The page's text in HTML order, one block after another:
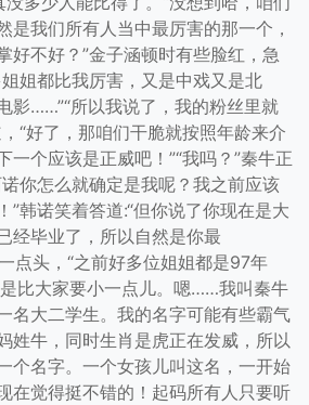
是我们所有人当中最厉害的那一个，
好不好？”金子涵顿时有些脸红，急
姐都比我厉害，又是中戏又是北
影……”“所以我说了，我的粉丝里就
“好了，那咱们干脆就按照年龄来介
一个应该是正威吧！”“我吗？”秦牛正
你怎么就确定是我呢？我之前应该
”韩诺笑着答道:“但你说了你现在是大
经毕业了，所以自然是你最
点头，“之前好多位姐姐都是97年
比大家要小一点儿。嗯……我叫秦牛
名大二学生。我的名字可能有些霸气
姓牛，同时生肖是虎正在发威，所以
个名字。一个女孩儿叫这名，一开始
在觉得挺不错的！起码所有人只要听